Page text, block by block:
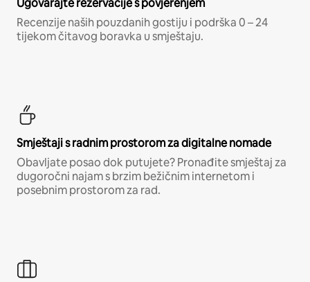
Ugovarajte rezervacije s povjerenjem
Recenzije naših pouzdanih gostiju i podrška 0 – 24
tijekom čitavog boravka u smještaju.
Smještaji s radnim prostorom za digitalne nomade
Obavljate posao dok putujete? Pronađite smještaj za
dugoročni najam s brzim bežičnim internetom i
posebnim prostorom za rad.